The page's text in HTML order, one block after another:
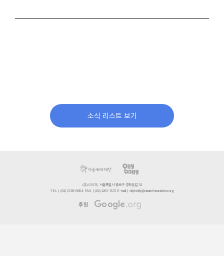
소식 리스트 보기
(우) 03175, 서울특별시 종로구 경희궁길 32
TEL | (02) 2138-6854 FAX | (02) 2261-1572 E-mail | ollybolly@daumfoundation.org
후원